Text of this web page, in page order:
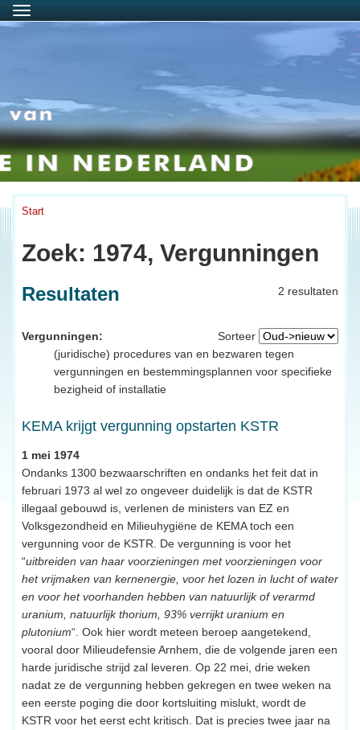
Menu
Start
Zoek: 1974, Vergunningen
2 resultaten
Resultaten
Sorteer
Vergunningen:
(juridische) procedures van en bezwaren tegen
vergunningen en bestemmingsplannen voor specifieke
bezigheid of installatie
KEMA krijgt vergunning opstarten KSTR
1 mei 1974
Ondanks 1300 bezwaarschriften en ondanks het feit dat in
februari 1973 al wel zo ongeveer duidelijk is dat de KSTR
illegaal gebouwd is, verlenen de ministers van EZ en
Volksgezondheid en Milieuhygiëne de KEMA toch een
vergunning voor de KSTR. De vergunning is voor het
“uitbreiden van haar voorzieningen met voorzieningen voor
het vrijmaken van kernenergie, voor het lozen in lucht of water
en voor het voorhanden hebben van natuurlijk of verarmd
uranium, natuurlijk thorium, 93% verrijkt uranium en
plutonium“. Ook hier wordt meteen beroep aangetekend,
vooral door Milieudefensie Arnhem, die de volgende jaren een
harde juridische strijd zal leveren. Op 22 mei, drie weken
nadat ze de vergunning hebben gekregen en twee weken na
een eerste poging die door kortsluiting mislukt, wordt de
KSTR voor het eerst echt kritisch. Dat is precies twee jaar na